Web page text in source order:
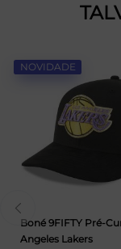
NOVIDADE
Boné 9FIFTY Pré-
Angeles Lakers